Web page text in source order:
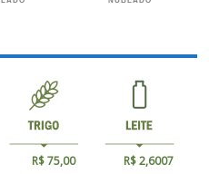
R$ 75,00 R$ 2,6007